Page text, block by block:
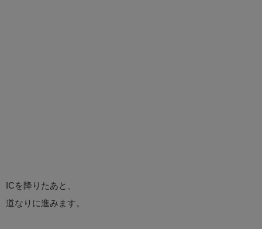
ICを降りたあと、
道なりに進みます。